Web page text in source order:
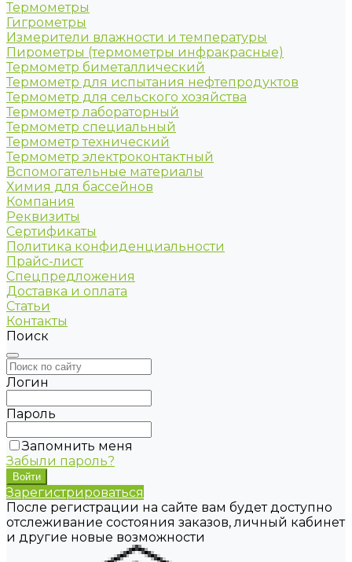
Термометры
Гигрометры
Измерители влажности и температуры
Пирометры (термометры инфракрасные)
Термометр биметаллический
Термометр для испытания нефтепродуктов
Термометр для сельского хозяйства
Термометр лабораторный
Термометр специальный
Термометр технический
Термометр электроконтактный
Вспомогательные материалы
Химия для бассейнов
Компания
Реквизиты
Сертификаты
Политика конфиденциальности
Прайс-лист
Спецпредложения
Доставка и оплата
Статьи
Контакты
Поиск
Логин
Пароль
Запомнить меня
Забыли пароль?
Зарегистрироваться
После регистрации на сайте вам будет доступно
отслеживание состояния заказов, личный кабинет
и другие новые возможности